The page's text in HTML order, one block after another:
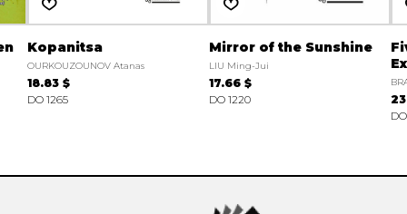
Kopanitsa
OURKOUZOUNOV Atanas
18.83 $
DO 1265
Mirror of the Sunshine
LIU Ming-Jui
17.66 $
DO 1220